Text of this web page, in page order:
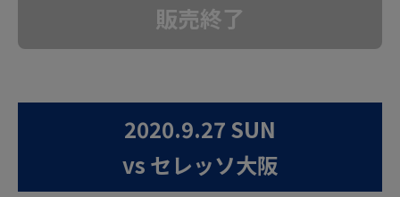
販売終了
2020.9.27 SUN
vs セレッソ大阪